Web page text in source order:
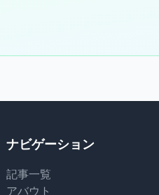
ナビゲーション
記事一覧
アバウト